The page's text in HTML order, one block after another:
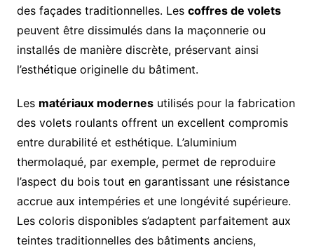
des façades traditionnelles. Les coffres de volets
peuvent être dissimulés dans la maçonnerie ou
installés de manière discrète, préservant ainsi
l’esthétique originelle du bâtiment.
Les matériaux modernesutilisés pour la fabrication
des volets roulants offrent un excellent compromis
entre durabilité et esthétique. L’aluminium
thermolaqué, par exemple, permet de reproduire
l’aspect du bois tout en garantissant une résistance
accrue aux intempéries et une longévité supérieure.
Les coloris disponibles s’adaptent parfaitement aux
teintes traditionnelles des bâtiments anciens,